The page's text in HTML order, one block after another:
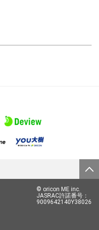
© oricon ME inc.
JASRAC許諾番号：
9009642140Y38026